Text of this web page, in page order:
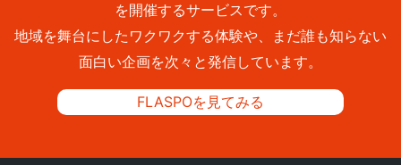
を開催するサービスです。
地域を舞台にしたワクワクする体験や、まだ誰も知らない
面白い企画を次々と発信しています。
FLASPOを見てみる